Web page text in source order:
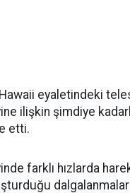
eyaletindeki
ilişkin şimdiye
etti.
farklı hızlarda